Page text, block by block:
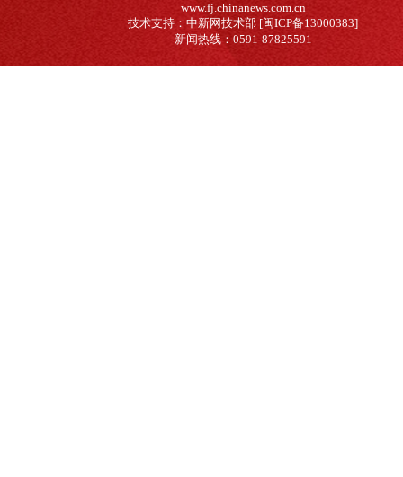
www.fj.chinanews.com.cn
技术支持：中新网技术部 [闽ICP备13000383]
新闻热线：0591-87825591